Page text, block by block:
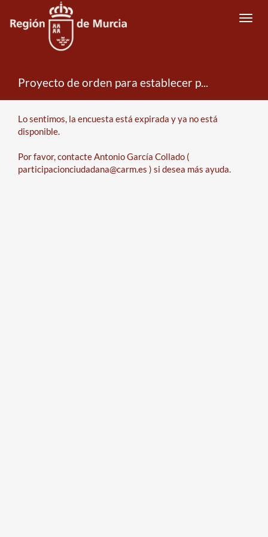
Proyecto de orden para establecer procedimientos en materia de recursos humanos en el curso 2026-2027
Lo sentimos, la encuesta está expirada y ya no está
disponible.
Por favor, contacte Antonio García Collado (
participacionciudadana@carm.es ) si desea más ayuda.